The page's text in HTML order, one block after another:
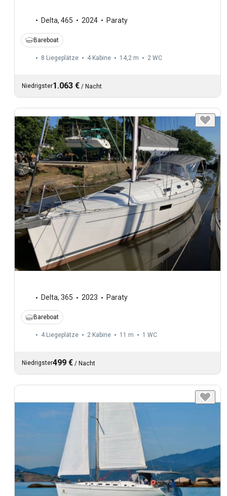
Delta, 465 2024 Paraty
Bareboat
8 Liegeplätze 4 Kabine 14,2 m 2 WC
Niedrigster1.063 € / Nacht
Delta, 365 2023 Paraty
Bareboat
4 Liegeplätze 2 Kabine 11 m 1 WC
Niedrigster499 € / Nacht